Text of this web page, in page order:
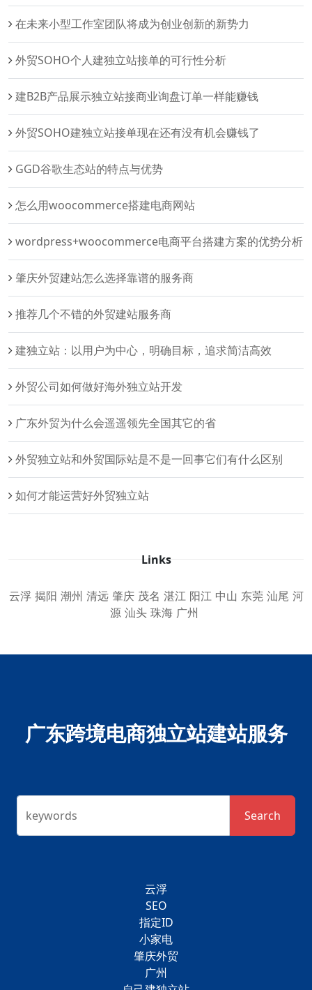
在未来小型工作室团队将成为创业创新的新势力
外贸SOHO个人建独立站接单的可行性分析
建B2B产品展示独立站接商业询盘订单一样能赚钱
外贸SOHO建独立站接单现在还有没有机会赚钱了
GGD谷歌生态站的特点与优势
怎么用woocommerce搭建电商网站
wordpress+woocommerce电商平台搭建方案的优势分析
肇庆外贸建站怎么选择靠谱的服务商
推荐几个不错的外贸建站服务商
建独立站：以用户为中心，明确目标，追求简洁高效
外贸公司如何做好海外独立站开发
广东外贸为什么会遥遥领先全国其它的省
外贸独立站和外贸国际站是不是一回事它们有什么区别
如何才能运营好外贸独立站
Links
云浮 揭阳 潮州 清远 肇庆 茂名 湛江 阳江 中山 东莞 汕尾 河
源 汕头 珠海 广州
广东跨境电商独立站建站服务
keywords Search
云浮
SEO
指定ID
小家电
肇庆外贸
广州